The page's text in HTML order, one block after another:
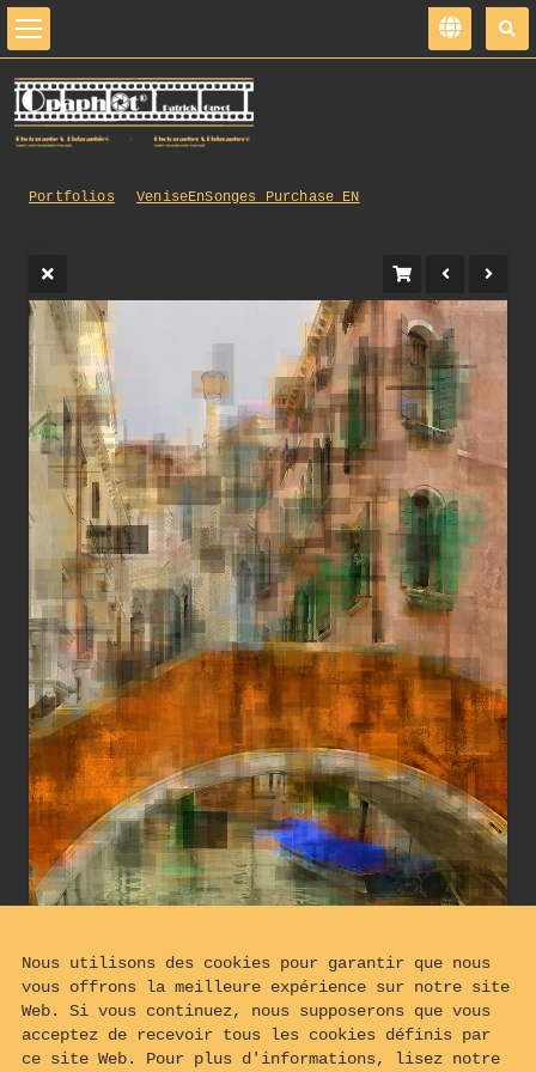
Portfolios
VeniseEnSonges_Purchase_EN
Pont sur le Rio de San Tomà près de la maison de
Nous utilisons des cookies pour garantir que nous
vous offrons la meilleure expérience sur notre site
Web. Si vous continuez, nous supposerons que vous
acceptez de recevoir tous les cookies définis par
ce site Web. Pour plus d'informations, lisez notre